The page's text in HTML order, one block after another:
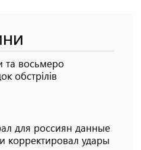
та восьмеро
обстрілів
для россиян данные
​​корректировал удары